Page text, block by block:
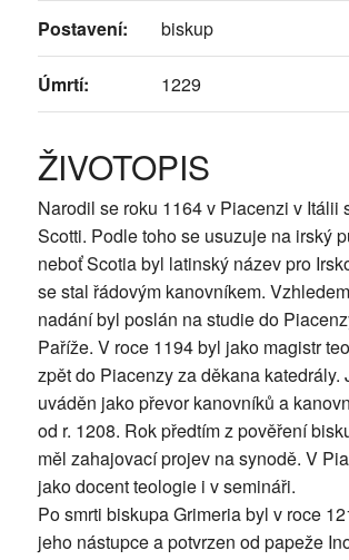
Postavení: biskup
Úmrtí: 1229
ŽIVOTOPIS
Narodil se roku 1164 v Piacenzi v Itálii
Scotti. Podle toho se usuzuje na irský
neboť Scotia byl latinský název pro
se stal řádovým kanovníkem.
nadání byl poslán na studie do
Paříže. V roce 1194 byl jako magistr
zpět do Piacenzy za děkana katedrály.
uváděn jako převor kanovníků a
od r. 1208. Rok předtím z pověření
měl zahajovací projev na synodě. V
jako docent teologie i v semináři.
Po smrti biskupa Grimeria byl v roce
jeho nástupce a potvrzen od papeže